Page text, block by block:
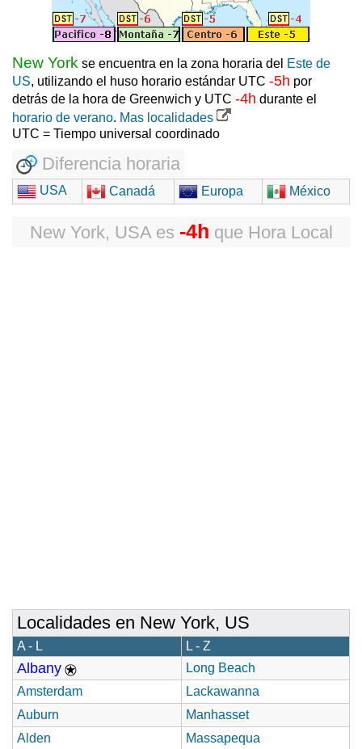
New York se encuentra en la zona horaria del Este de
US, utilizando el huso horario estándar UTC -5h por
detrás de la hora de Greenwich y UTC -4h durante el
horario de verano. Mas localidades
UTC = Tiempo universal coordinado
Diferencia horaria
USA Canadá Europa México
New York, USAes -4h que Hora Local
Localidades en New York, US
A - L L - Z
Albany
Long Beach
Amsterdam
Lackawanna
Auburn
Manhasset
Alden
Massapequa